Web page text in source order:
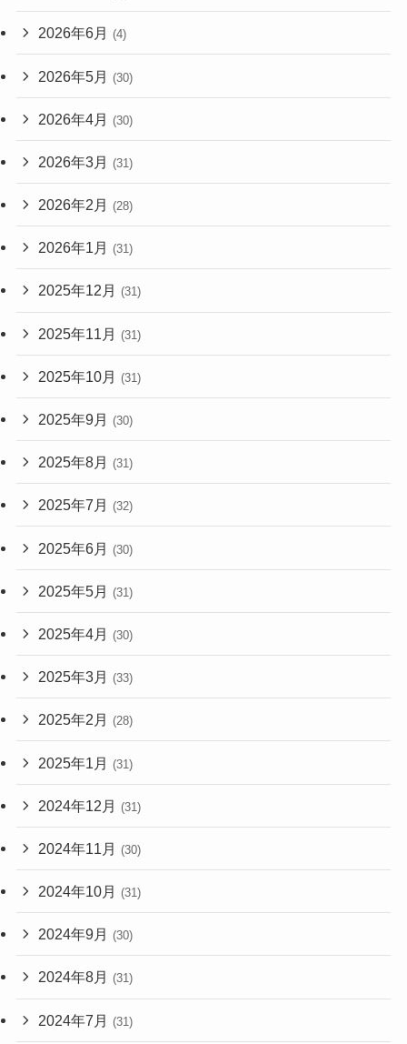
2026年6月 (4)
2026年5月 (30)
2026年4月 (30)
2026年3月 (31)
2026年2月 (28)
2026年1月 (31)
2025年12月 (31)
2025年11月 (31)
2025年10月 (31)
2025年9月 (30)
2025年8月 (31)
2025年7月 (32)
2025年6月 (30)
2025年5月 (31)
2025年4月 (30)
2025年3月 (33)
2025年2月 (28)
2025年1月 (31)
2024年12月 (31)
2024年11月 (30)
2024年10月 (31)
2024年9月 (30)
2024年8月 (31)
2024年7月 (31)